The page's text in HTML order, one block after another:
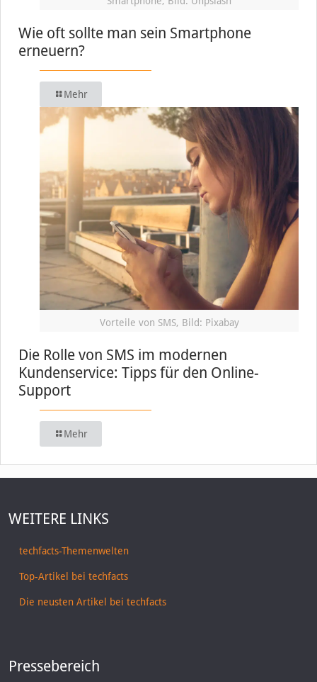
Wie oft sollte man sein Smartphone
erneuern?
Mehr
Vorteile von SMS, Bild: Pixabay
Die Rolle von SMS im modernen
Kundenservice: Tipps für den Online-
Support
Mehr
WEITERE LINKS
techfacts-Themenwelten
Top-Artikel bei techfacts
Die neusten Artikel bei techfacts
Pressebereich